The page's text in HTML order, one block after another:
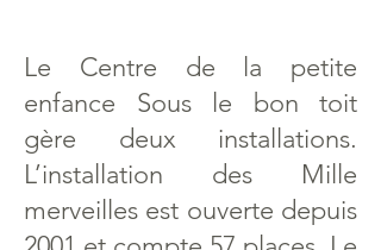
Le Centre de la petite
enfance Sous le bon toit
gère deux installations.
L’installation des Mille
merveilles est ouverte depuis